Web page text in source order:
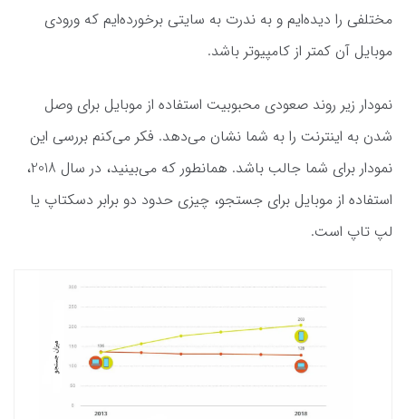
مختلفی را دیده‌ایم و به ندرت به سایتی برخورده‌ایم که ورودی
موبایل آن کمتر از کامپیوتر باشد.
نمودار زیر روند صعودی محبوبیت استفاده از موبایل برای وصل
شدن به اینترنت را به شما نشان می‌دهد. فکر می‌کنم بررسی این
نمودار برای شما جالب باشد. همانطور که می‌بینید، در سال 2018،
استفاده از موبایل برای جستجو، چیزی حدود دو برابر دسکتاپ یا
لپ تاپ است.